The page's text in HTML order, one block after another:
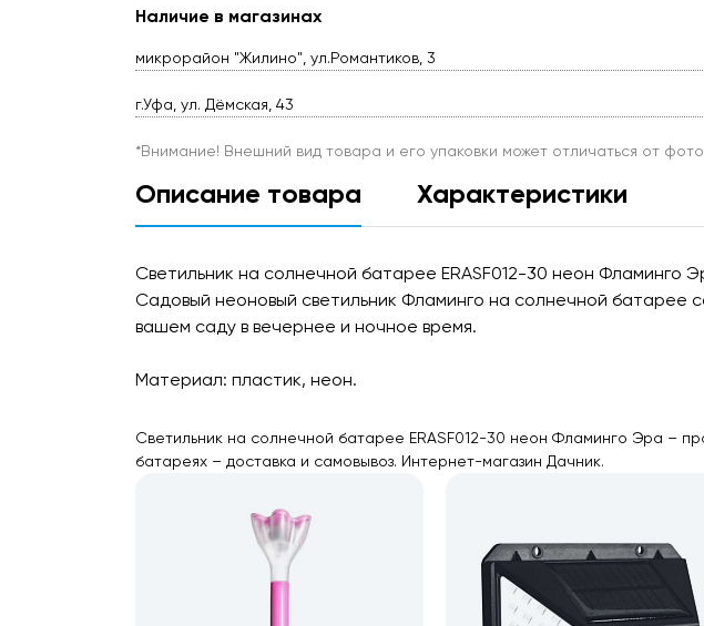
Наличие в магазинах
микрорайон "Жилино", ул.Романтиков, 3
г.Уфа, ул. Дёмская, 43
*Внимание! Внешний вид товара и его упаковки может отличаться от
Описание товара Характеристики
Светильник на солнечной батарее ERASF012-30 неон Фламинго
Садовый неоновый светильник Фламинго на солнечной батарее
вашем саду в вечернее и ночное время.
Материал: пластик, неон.
Светильник на солнечной батарее ERASF012-30 неон Фламинго Эра –
батареях – доставка и самовывоз. Интернет-магазин Дачник.